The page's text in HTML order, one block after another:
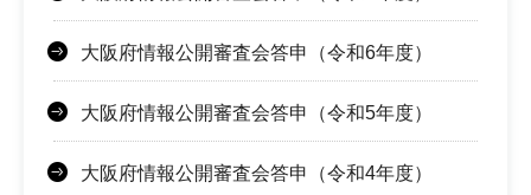
大阪府情報公開審査会答申（令和6年度）
大阪府情報公開審査会答申（令和5年度）
大阪府情報公開審査会答申（令和4年度）